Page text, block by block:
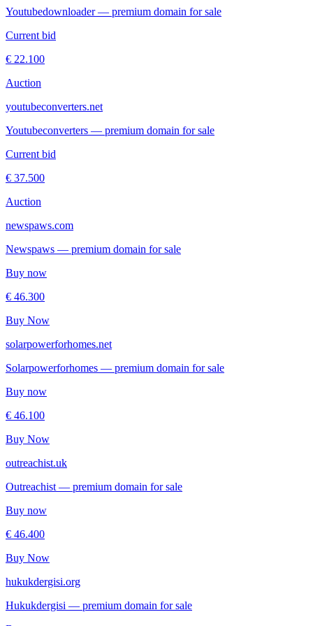
Youtubedownloader — premium domain for sale
Current bid
€ 22.100
Auction
youtubeconverters.net
Youtubeconverters — premium domain for sale
Current bid
€ 37.500
Auction
newspaws.com
Newspaws — premium domain for sale
Buy now
€ 46.300
Buy Now
solarpowerforhomes.net
Solarpowerforhomes — premium domain for sale
Buy now
€ 46.100
Buy Now
outreachist.uk
Outreachist — premium domain for sale
Buy now
€ 46.400
Buy Now
hukukdergisi.org
Hukukdergisi — premium domain for sale